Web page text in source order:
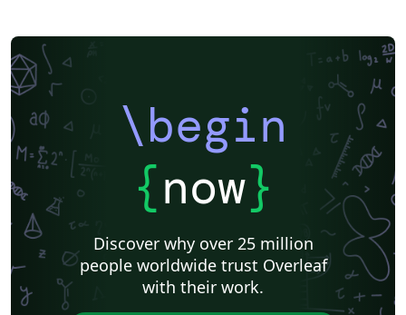
\begin
{now}
Discover why over 25 million
people worldwide trust Overleaf
with their work.